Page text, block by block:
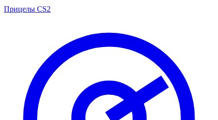
Прицелы CS2